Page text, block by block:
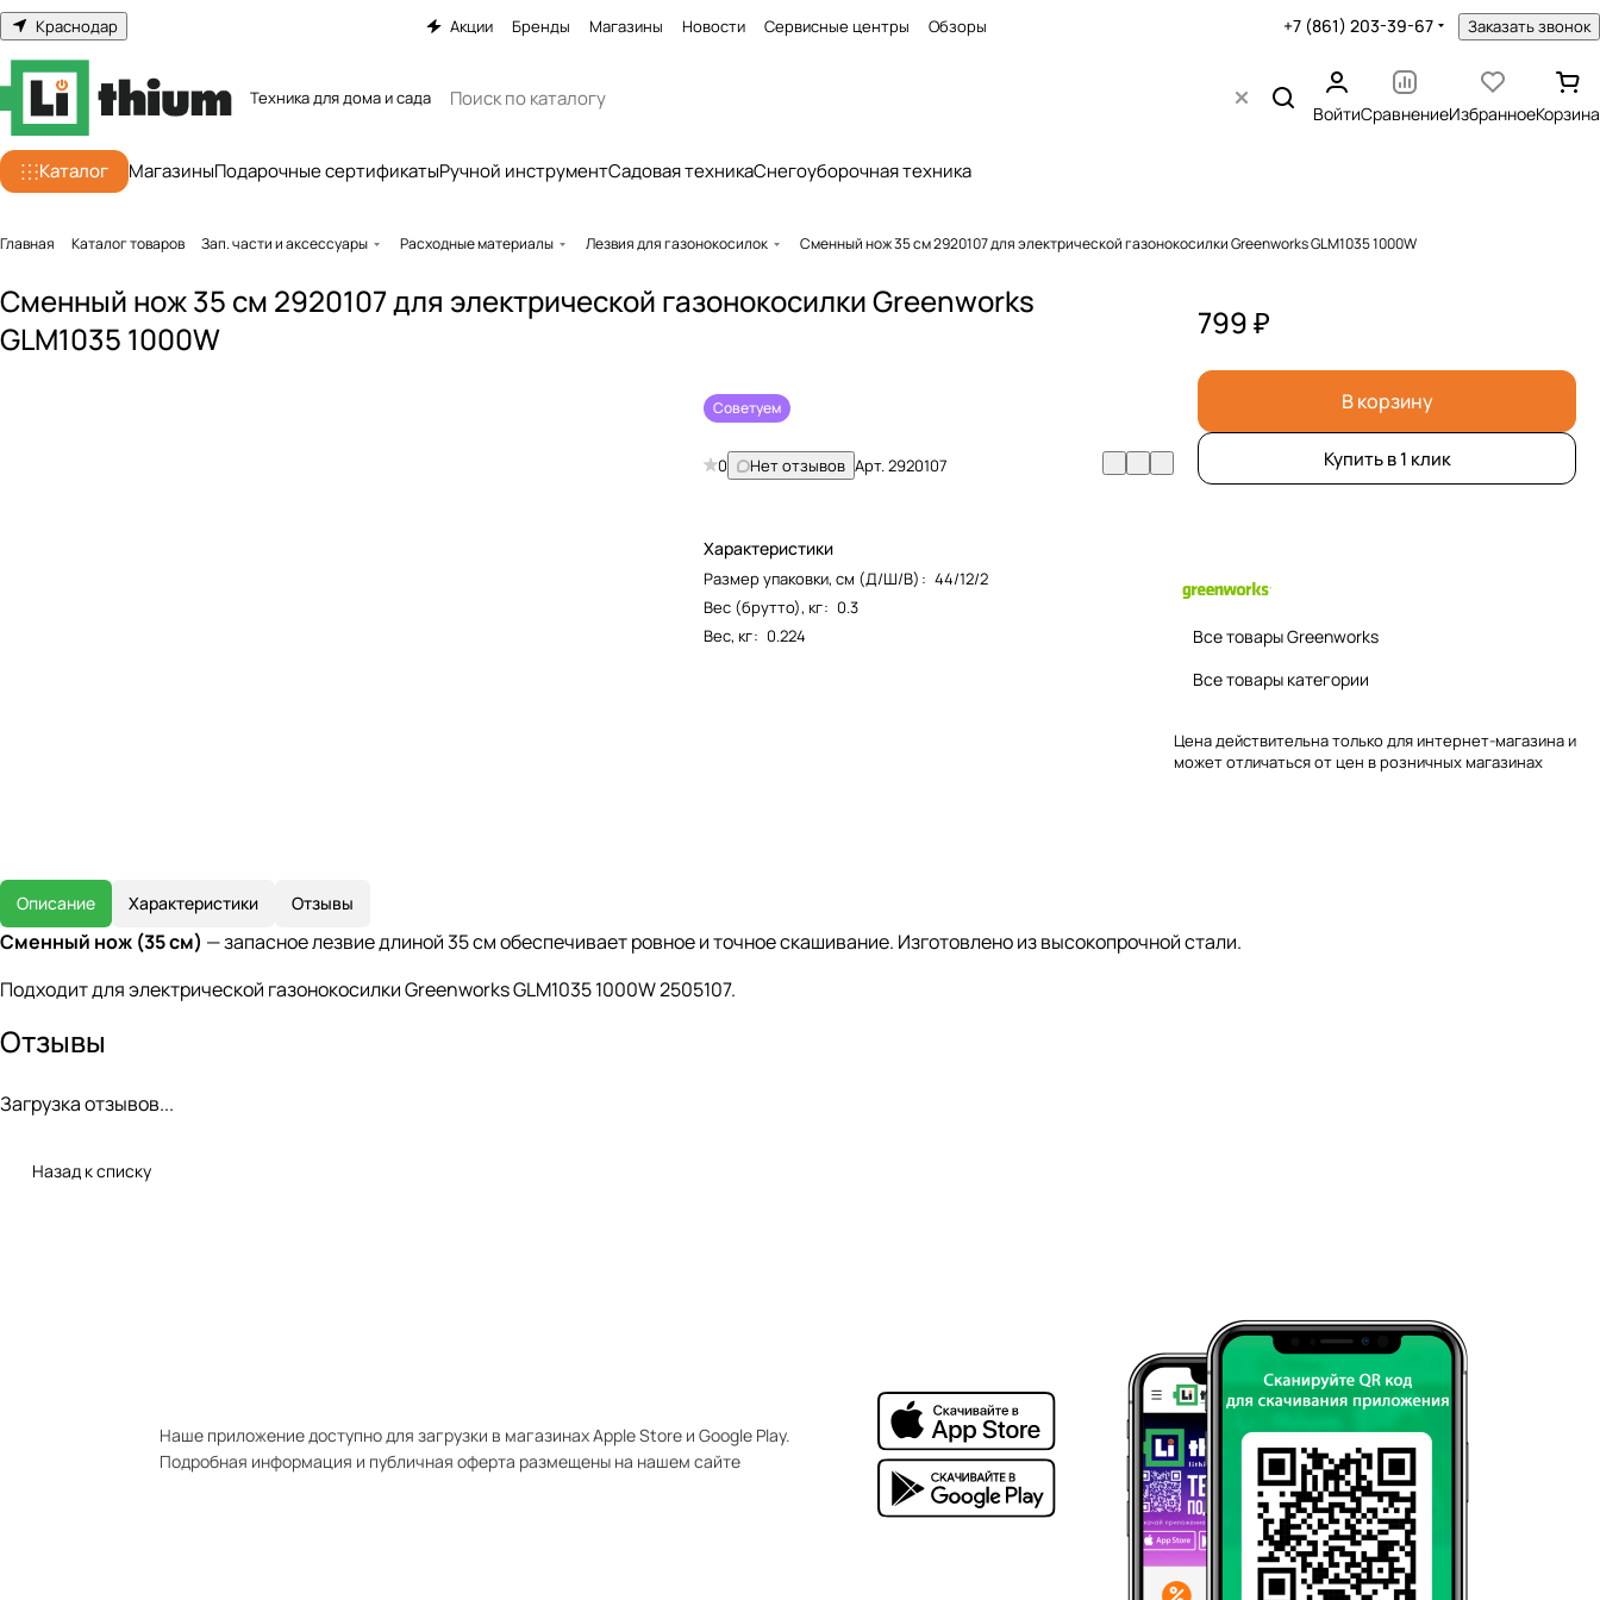
Краснодар Акции Бренды Магазины Новости Сервисные центры Обзоры +7 (861) 203-39-67 Заказать звонок
Техника для дома и сада
ВойтиСравнениеИзбранноеКорзина
Каталог МагазиныПодарочные сертификатыРучной инструментСадовая техникаСнегоуборочная техника
Главная Каталог товаров Зап. части и аксессуары Расходные материалы Лезвия для газонокосилок Сменный нож 35 см 2920107 для электрической газонокосилки Greenworks GLM1035 1000W
Сменный нож 35 см 2920107 для электрической газонокосилки Greenworks
GLM1035 1000W
Советуем
0 Нет отзывов Арт.2920107
Характеристики
Размер упаковки, см (Д/Ш/В) : 44/12/2
Вес (брутто), кг: 0.3
Вес, кг: 0.224
799 ₽
В корзину
Купить в 1 клик
Все товары Greenworks
Все товары категории
Цена действительна только для интернет-магазина и
может отличаться от цен в розничных магазинах
Описание Характеристики Отзывы
Сменный нож (35 см) — запасное лезвие длиной 35 см обеспечивает ровное и точное скашивание. Изготовлено из высокопрочной стали.
Подходит для электрической газонокосилки Greenworks GLM1035 1000W 2505107.
Отзывы
Загрузка отзывов...
Назад к списку
Наше приложение доступно для загрузки в магазинах Apple Store и Google Play.
Подробная информация и публичная оферта размещены на нашем сайте